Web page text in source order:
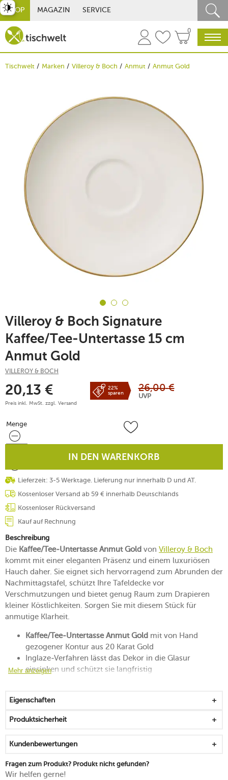
SHOP MAGAZIN SERVICE
0
Tischwelt Marken Villeroy & Boch Anmut Anmut Gold
Villeroy & Boch Signature
Kaffee/Tee-Untertasse 15 cm
Anmut Gold
VILLEROY & BOCH
20,13 €
Preis inkl. MwSt. zzgl. Versand
22%
sparen
26,00 €
UVP
Menge
Menge
IN DEN WARENKORB
Lieferzeit: 3-5 Werktage. Lieferung nur innerhalb D und AT.
Kostenloser Versand ab 59 € innerhalb Deutschlands
Kostenloser Rückversand
Kauf auf Rechnung
Beschreibung
Die Kaffee/Tee-Untertasse Anmut Gold von Villeroy & Boch
kommt mit einer eleganten Präsenz und einem luxuriösen
Hauch daher. Sie eignet sich hervorragend zum Abrunden der
Nachmittagstafel, schützt Ihre Tafeldecke vor
Verschmutzungen und bietet genug Raum zum Drapieren
kleiner Köstlichkeiten. Sorgen Sie mit diesem Stück für
anmutige Klarheit.
Kaffee/Tee-Untertasse Anmut Gold mit von Hand
gezogener Kontur aus 20 Karat Gold
Inglaze-Verfahren lässt das Dekor in die Glasur
einsinken und schützt sie langfristig
passend zur Kaffee- und zur Teetasse der Serie
geprägt von klaren Linien und einem samtigen Weiß
spülmaschinenfest
Made in Germany
Mehr anzeigen
Eigenschaften
Produktsicherheit
Kundenbewertungen
Fragen zum Produkt? Produkt nicht gefunden?
Wir helfen gerne!
umschalten